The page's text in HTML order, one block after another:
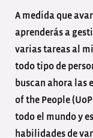
A medida que
aprenderás a
varias tareas al
todo tipo de
buscan ahora las
of the People
todo el mundo y
habilidades de